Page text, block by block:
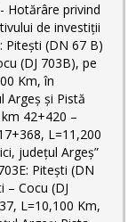
Hotărâre privind
de investiții
Pitești (DN 67 B)
(DJ 703B), pe
Km, în
Argeș și Pistă
42+420 –
L=11,200
județul Argeș”
Pitești (DN
– Cocu (DJ
L=10,100 Km,